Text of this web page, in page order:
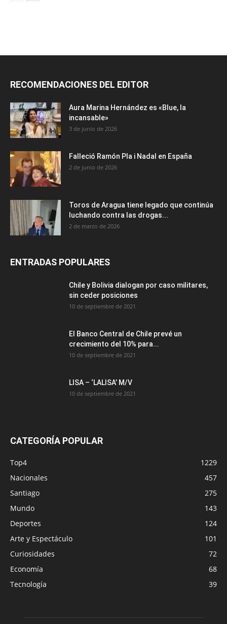
RECOMENDACIONES DEL EDITOR
Aura Marina Hernández es «Blue, la
incansable»
3 de junio de 2026
Falleció Ramón Pla i Nadal en España
2 de junio de 2026
Toros de Aragua tiene legado que continúa
luchando contra las drogas...
2 de marzo de 2026
ENTRADAS POPULARES
Chile y Bolivia dialogan por caso militares,
sin ceder posiciones
10 de septiembre de 2021
El Banco Central de Chile prevé un
crecimiento del 10% para...
10 de septiembre de 2021
LISA – ‘LALISA’ M/V
10 de septiembre de 2021
CATEGORÍA POPULAR
Top4
1229
Nacionales
457
Santiago
275
Mundo
143
Deportes
124
Arte y Espectáculo
101
Curiosidades
72
Economía
68
Tecnología
39